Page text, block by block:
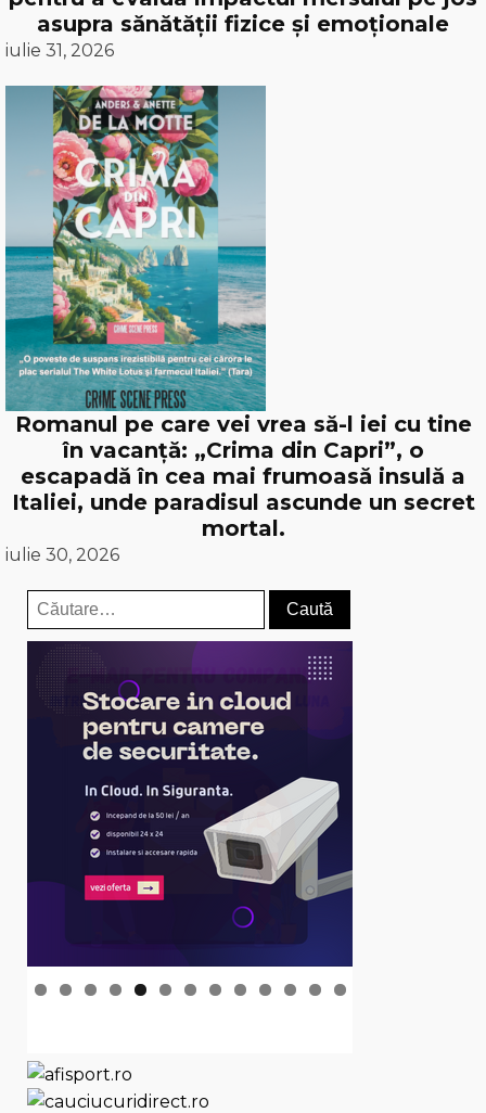
asupra sănătății fizice și emoționale
iulie 31, 2026
Romanul pe care vei vrea să-l iei cu tine
în vacanță: „Crima din Capri”, o
escapadă în cea mai frumoasă insulă a
Italiei, unde paradisul ascunde un secret
mortal.
iulie 30, 2026
Caută
după: